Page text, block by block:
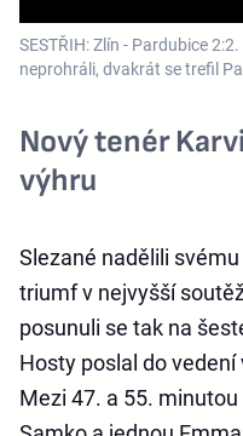
SESTŘIH: Zlín - Pardubice
neprohráli, dvakrát se trefil
Nový tenér
výhru
Slezané nadělili
triumf v nejvyšší
posunuli se tak na
Hosty poslal do
Mezi 47. a 55.